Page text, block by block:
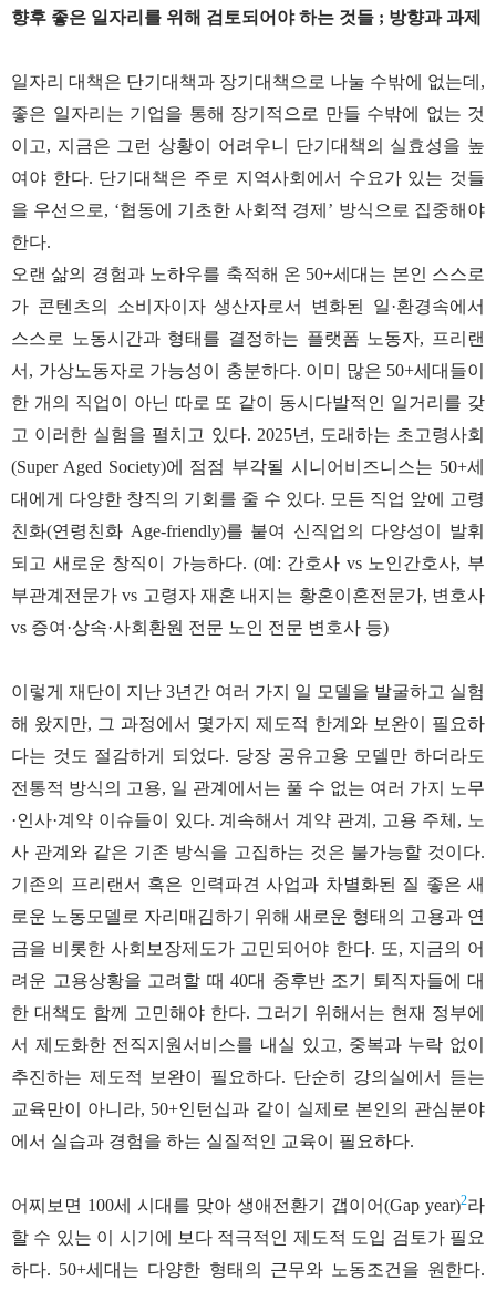
향후 좋은 일자리를 위해 검토되어야 하는 것들 ; 방향과 과제
일자리 대책은 단기대책과 장기대책으로 나눌 수밖에 없는데,
좋은 일자리는 기업을 통해 장기적으로 만들 수밖에 없는 것
이고, 지금은 그런 상황이 어려우니 단기대책의 실효성을 높
여야 한다. 단기대책은 주로 지역사회에서 수요가 있는 것들
을 우선으로, ‘협동에 기초한 사회적 경제’ 방식으로 집중해야
한다.
오랜 삶의 경험과 노하우를 축적해 온 50+세대는 본인 스스로
가 콘텐츠의 소비자이자 생산자로서 변화된 일·환경속에서
스스로 노동시간과 형태를 결정하는 플랫폼 노동자, 프리랜
서, 가상노동자로 가능성이 충분하다. 이미 많은 50+세대들이
한 개의 직업이 아닌 따로 또 같이 동시다발적인 일거리를 갖
고 이러한 실험을 펼치고 있다. 2025년, 도래하는 초고령사회
(Super Aged Society)에 점점 부각될 시니어비즈니스는 50+세
대에게 다양한 창직의 기회를 줄 수 있다. 모든 직업 앞에 고령
친화(연령친화 Age-friendly)를 붙여 신직업의 다양성이 발휘
되고 새로운 창직이 가능하다. (예: 간호사 vs 노인간호사, 부
부관계전문가 vs 고령자 재혼 내지는 황혼이혼전문가, 변호사
vs 증여·상속·사회환원 전문 노인 전문 변호사 등)
이렇게 재단이 지난 3년간 여러 가지 일 모델을 발굴하고 실험
해 왔지만, 그 과정에서 몇가지 제도적 한계와 보완이 필요하
다는 것도 절감하게 되었다. 당장 공유고용 모델만 하더라도
전통적 방식의 고용, 일 관계에서는 풀 수 없는 여러 가지 노무
·인사·계약 이슈들이 있다. 계속해서 계약 관계, 고용 주체, 노
사 관계와 같은 기존 방식을 고집하는 것은 불가능할 것이다.
기존의 프리랜서 혹은 인력파견 사업과 차별화된 질 좋은 새
로운 노동모델로 자리매김하기 위해 새로운 형태의 고용과 연
금을 비롯한 사회보장제도가 고민되어야 한다. 또, 지금의 어
려운 고용상황을 고려할 때 40대 중후반 조기 퇴직자들에 대
한 대책도 함께 고민해야 한다. 그러기 위해서는 현재 정부에
서 제도화한 전직지원서비스를 내실 있고, 중복과 누락 없이
추진하는 제도적 보완이 필요하다. 단순히 강의실에서 듣는
교육만이 아니라, 50+인턴십과 같이 실제로 본인의 관심분야
에서 실습과 경험을 하는 실질적인 교육이 필요하다.
어찌보면 100세 시대를 맞아 생애전환기 갭이어(Gap year)2라
할 수 있는 이 시기에 보다 적극적인 제도적 도입 검토가 필요
하다. 50+세대는 다양한 형태의 근무와 노동조건을 원한다.